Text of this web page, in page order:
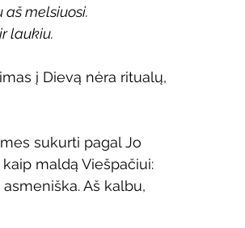
aš melsiuosi.
laukiu.
į Dievą nėra ritualų,
sukurti pagal Jo
maldą Viešpačiui:
asmeniška. Aš kalbu,